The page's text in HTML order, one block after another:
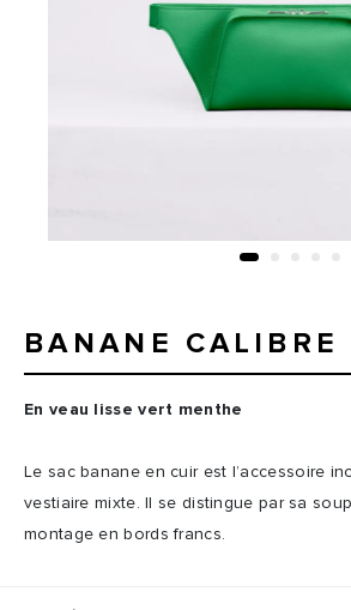
BANANE CALIBRE
En veau lisse vert menthe
Le sac banane en cuir est l’accessoire
vestiaire mixte. Il se distingue par sa
montage en bords francs.